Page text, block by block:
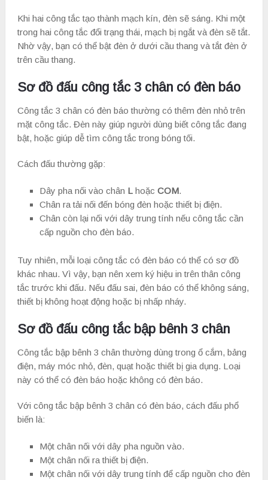
Khi hai công tắc tạo thành mạch kín, đèn sẽ sáng. Khi một
trong hai công tắc đổi trạng thái, mạch bị ngắt và đèn sẽ tắt.
Nhờ vậy, bạn có thể bật đèn ở dưới cầu thang và tắt đèn ở
trên cầu thang.
Sơ đồ đấu công tắc 3 chân có đèn báo
Công tắc 3 chân có đèn báo thường có thêm đèn nhỏ trên
mặt công tắc. Đèn này giúp người dùng biết công tắc đang
bật, hoặc giúp dễ tìm công tắc trong bóng tối.
Cách đấu thường gặp:
Dây pha nối vào chân L hoặcCOM.
Chân ra tải nối đến bóng đèn hoặc thiết bị điện.
Chân còn lại nối với dây trung tính nếu công tắc cần
cấp nguồn cho đèn báo.
Tuy nhiên, mỗi loại công tắc có đèn báo có thể có sơ đồ
khác nhau. Vì vậy, bạn nên xem ký hiệu in trên thân công
tắc trước khi đấu. Nếu đấu sai, đèn báo có thể không sáng,
thiết bị không hoạt động hoặc bị nhấp nháy.
Sơ đồ đấu công tắc bập bênh 3 chân
Công tắc bập bênh 3 chân thường dùng trong ổ cắm, bảng
điện, máy móc nhỏ, đèn, quạt hoặc thiết bị gia dụng. Loại
này có thể có đèn báo hoặc không có đèn báo.
Với công tắc bập bênh 3 chân có đèn báo, cách đấu phổ
biến là:
Một chân nối với dây pha nguồn vào.
Một chân nối ra thiết bị điện.
Một chân nối với dây trung tính để cấp nguồn cho đèn